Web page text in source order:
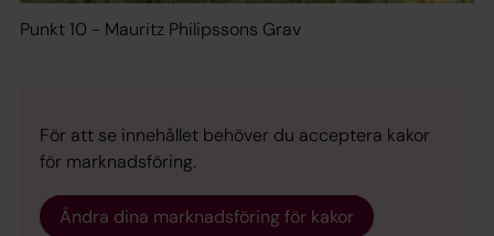
Punkt 10 - Mauritz Philipssons Grav
För att se innehållet behöver du acceptera kakor
för marknadsföring.
Ändra dina marknadsföring för kakor